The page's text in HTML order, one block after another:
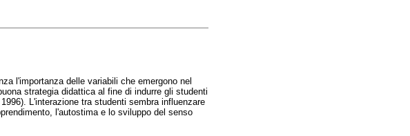
l'importanza delle variabili che emergono nel
strategia didattica al fine di indurre gli studenti
L'interazione tra studenti sembra influenzare
l'autostima e lo sviluppo del senso